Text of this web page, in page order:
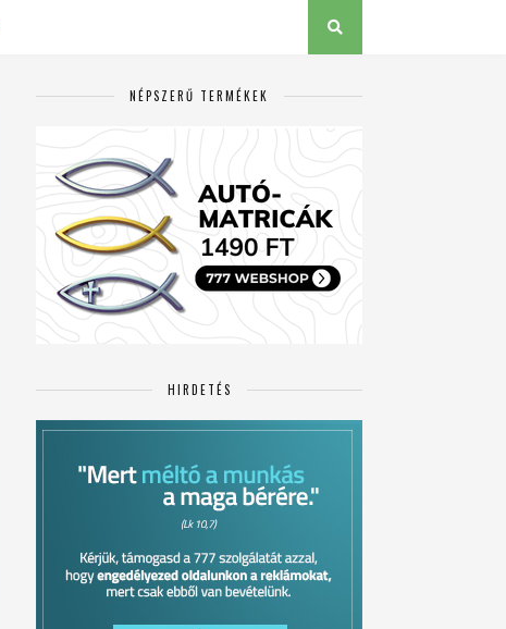
NÉPSZERŰ TERMÉKEK
HIRDETÉS